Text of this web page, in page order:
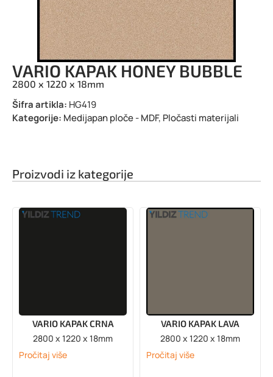
VARIO KAPAK HONEY BUBBLE
2800 x 1220 x 18mm
Šifra artikla: HG419
Kategorije: Medijapan ploče - MDF, Pločasti materijali
Proizvodi iz kategorije
VARIO KAPAK CRNA
2800 x 1220 x 18mm
Pročitaj više
VARIO KAPAK LAVA
2800 x 1220 x 18mm
Pročitaj više